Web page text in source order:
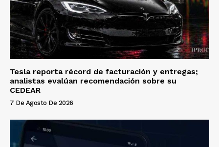
Tesla reporta récord de facturación y entregas;
analistas evalúan recomendación sobre su
CEDEAR
7 De Agosto De 2026